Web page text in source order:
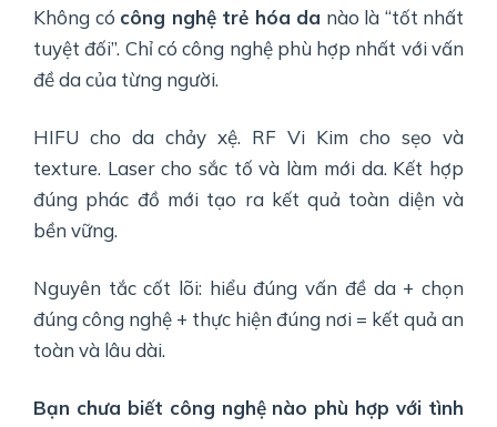
Không có công nghệ trẻ hóa da nào là “tốt nhất
tuyệt đối”. Chỉ có công nghệ phù hợp nhất với vấn
đề da của từng người.
HIFU cho da chảy xệ. RF Vi Kim cho sẹo và
texture. Laser cho sắc tố và làm mới da. Kết hợp
đúng phác đồ mới tạo ra kết quả toàn diện và
bền vững.
Nguyên tắc cốt lõi: hiểu đúng vấn đề da + chọn
đúng công nghệ + thực hiện đúng nơi = kết quả an
toàn và lâu dài.
Bạn chưa biết công nghệ nào phù hợp với tình